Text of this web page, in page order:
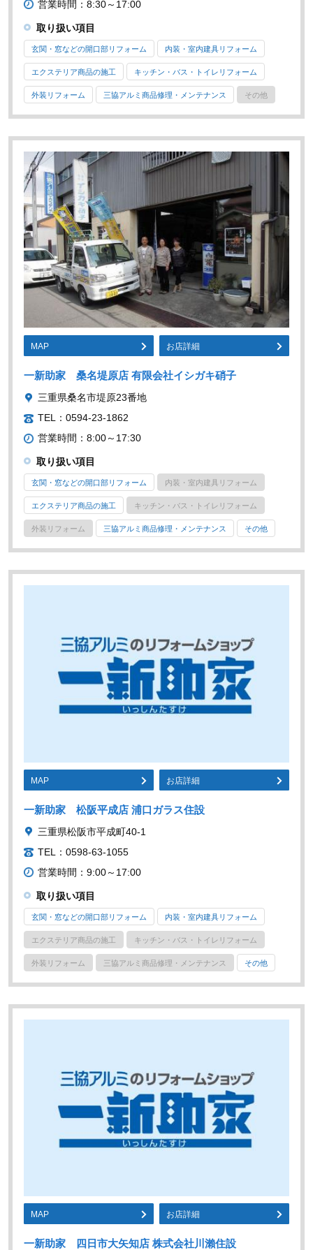
営業時間：8:30～17:00
取り扱い項目
玄関・窓などの開口部リフォーム 内装・室内建具リフォーム
エクステリア商品の施工 キッチン・バス・トイレリフォーム
外装リフォーム 三協アルミ商品修理・メンテナンス その他
MAP お店詳細
一新助家 桑名堤原店 有限会社イシガキ硝子
三重県桑名市堤原23番地
TEL：0594-23-1862
営業時間：8:00～17:30
取り扱い項目
玄関・窓などの開口部リフォーム 内装・室内建具リフォーム
エクステリア商品の施工 キッチン・バス・トイレリフォーム
外装リフォーム 三協アルミ商品修理・メンテナンス その他
MAP お店詳細
一新助家 松阪平成店 浦口ガラス住設
三重県松阪市平成町40-1
TEL：0598-63-1055
営業時間：9:00～17:00
取り扱い項目
玄関・窓などの開口部リフォーム 内装・室内建具リフォーム
エクステリア商品の施工 キッチン・バス・トイレリフォーム
外装リフォーム 三協アルミ商品修理・メンテナンス その他
MAP お店詳細
一新助家 四日市大矢知店 株式会社川瀨住設